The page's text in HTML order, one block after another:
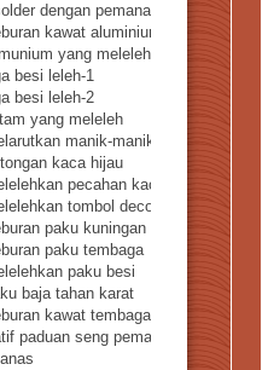
dengan pemanas titik halogen
kawat aluminium
yang meleleh
besi leleh-1
besi leleh-2
yang meleleh
manik-manik polistiren
kaca hijau
pecahan kaca berwarna
tombol deco perak
paku kuningan
paku tembaga
paku besi
baja tahan karat
kawat tembaga
paduan seng pemanas